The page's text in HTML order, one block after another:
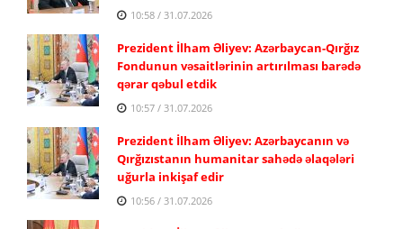
10:58 / 31.07.2026
Prezident İlham Əliyev: Azərbaycan-Qırğız
Fondunun vəsaitlərinin artırılması barədə
qərar qəbul etdik
10:57 / 31.07.2026
Prezident İlham Əliyev: Azərbaycanın və
Qırğızıstanın humanitar sahədə əlaqələri
uğurla inkişaf edir
10:56 / 31.07.2026